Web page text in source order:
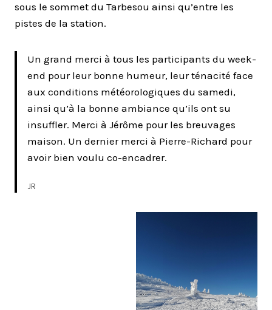
sous le sommet du Tarbesou ainsi qu’entre les
pistes de la station.
Un grand merci à tous les participants du week-
end pour leur bonne humeur, leur ténacité face
aux conditions météorologiques du samedi,
ainsi qu’à la bonne ambiance qu’ils ont su
insuffler. Merci à Jérôme pour les breuvages
maison. Un dernier merci à Pierre-Richard pour
avoir bien voulu co-encadrer.
JR